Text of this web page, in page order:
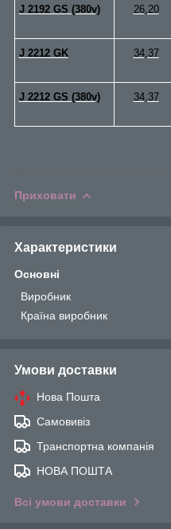
J 2192 GS (380v) 26,20
J 2212 GK 34,37
J 2212 GS (380v) 34,37
Приховати
Характеристики
Основні
Виробник
Країна виробник
Умови доставки
Нова Пошта
Самовивіз
Транспортна компанія
НОВА ПОШТА
Всі умови доставки